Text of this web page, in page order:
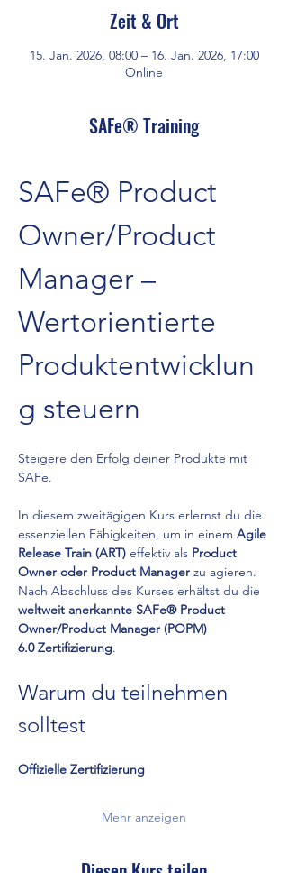
Zeit & Ort
15. Jan. 2026, 08:00 – 16. Jan. 2026, 17:00
Online
SAFe® Training
SAFe® Product
Owner/Product
Manager –
Wertorientierte
Produktentwicklun
g steuern
Steigere den Erfolg deiner Produkte mit
SAFe.
In diesem zweitägigen Kurs erlernst du die
essenziellen Fähigkeiten, um in einem Agile
Release Train (ART) effektiv als Product
Owner oder Product Manager zu agieren.
Nach Abschluss des Kurses erhältst du die
weltweit anerkannte SAFe® Product
Owner/Product Manager (POPM)
6.0 Zertifizierung.
Warum du teilnehmen
solltest
Offizielle Zertifizierung
Mehr anzeigen